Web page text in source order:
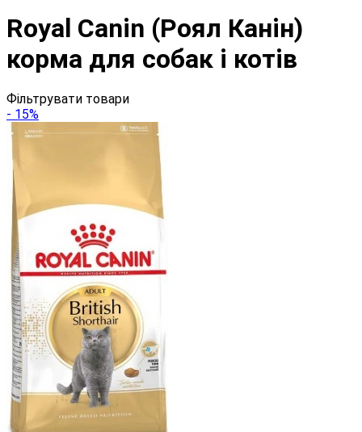
Royal Canin (Роял Канін)
корма для собак і котів
Фільтрувати товари
- 15%